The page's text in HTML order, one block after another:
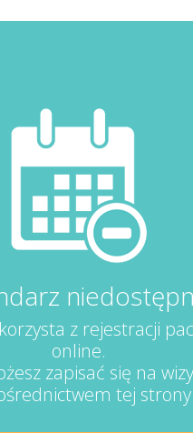
z rejestracji
online.
zapisać się na
tej strony.